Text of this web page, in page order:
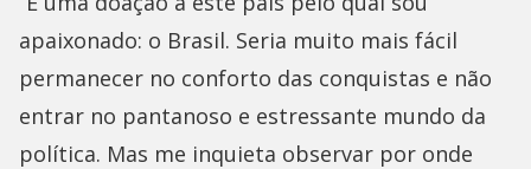
apaixonado: o Brasil. Seria muito mais fácil
permanecer no conforto das conquistas e não
entrar no pantanoso e estressante mundo da
política. Mas me inquieta observar por onde